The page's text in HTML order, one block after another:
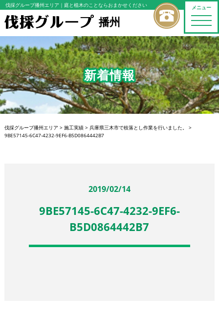
メニュー
toggle
伐採グループ播州エリア ｜庭と植木のことならおまかせください
播州
新着情報
伐採グループ播州エリア > 施工実績> 兵庫県三木市で枝落とし作業を行いました。
>
9BE57145-6C47-4232-9EF6-B5D0864442B7
2019/02/14
9BE57145-6C47-4232-9EF6-
B5D0864442B7